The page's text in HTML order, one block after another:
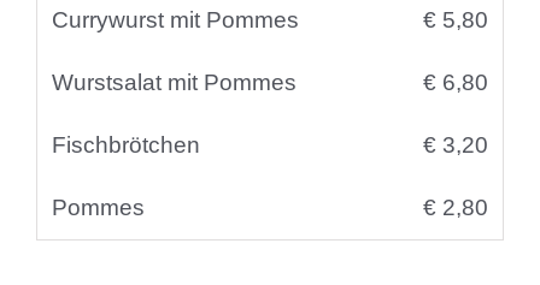
Currywurst mit Pommes € 5,80
Wurstsalat mit Pommes € 6,80
Fischbrötchen € 3,20
Pommes € 2,80